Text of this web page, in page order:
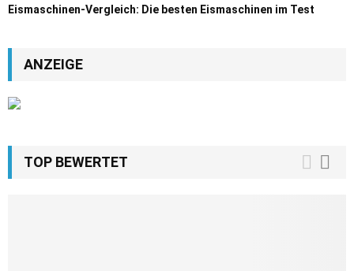
Eismaschinen-Vergleich: Die besten Eismaschinen im Test
ANZEIGE
TOP BEWERTET